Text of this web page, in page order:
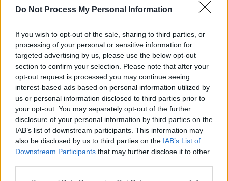
Do Not Process My Personal Information
If you wish to opt-out of the sale, sharing to third parties, or
processing of your personal or sensitive information for
targeted advertising by us, please use the below opt-out
section to confirm your selection. Please note that after your
opt-out request is processed you may continue seeing
interest-based ads based on personal information utilized by
us or personal information disclosed to third parties prior to
your opt-out. You may separately opt-out of the further
disclosure of your personal information by third parties on the
IAB’s list of downstream participants. This information may
also be disclosed by us to third parties on the IAB’s List of
Downstream Participants that may further disclose it to other
PNȚMM
SENS
SOS (Șoșoacă)
POT (Gavrilă)
PACE (Peia)
Acțiunea Conservatoare (Târziu)
PDF (Lazarus)
PUSL (D. Voiculescu)
PNȚCD (Pavelescu)
PNCR (Terheș)